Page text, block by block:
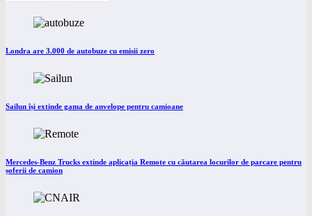
Londra are 3.000 de autobuze cu emisii zero
Sailun își extinde gama de anvelope pentru camioane
Mercedes-Benz Trucks extinde aplicația Remote cu căutarea locurilor de parcare pentru
șoferii de camion